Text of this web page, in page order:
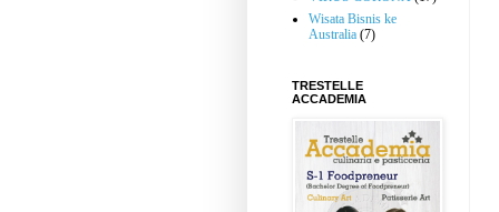
Wisata Bisnis ke
Australia (7)
TRESTELLE
ACCADEMIA